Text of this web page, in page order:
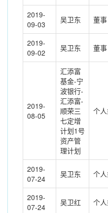
2019-
09-03
吴卫东 董事
2019-
09-02
吴卫东 董事
2019-
08-05
汇添富
基金-宁
波银行-
汇添富-
顺荣三
七定增
计划1号
资产管
理计划
个
2019-
07-24
吴卫东 个
2019-
07-24
吴卫红 个